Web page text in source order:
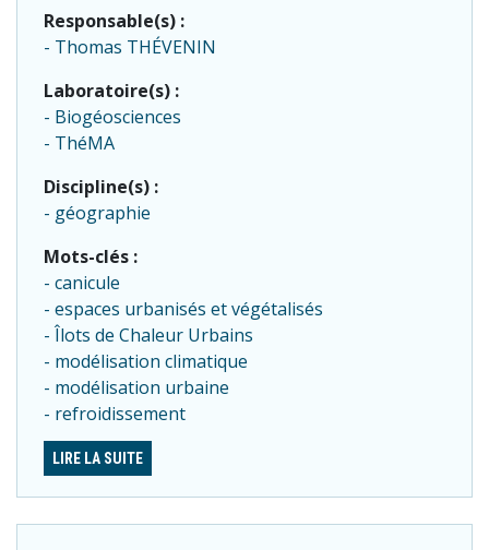
Responsable(s) :
Thomas THÉVENIN
Laboratoire(s) :
Biogéosciences
ThéMA
Discipline(s) :
géographie
Mots-clés :
canicule
espaces urbanisés et végétalisés
Îlots de Chaleur Urbains
modélisation climatique
modélisation urbaine
refroidissement
LIRE LA SUITE